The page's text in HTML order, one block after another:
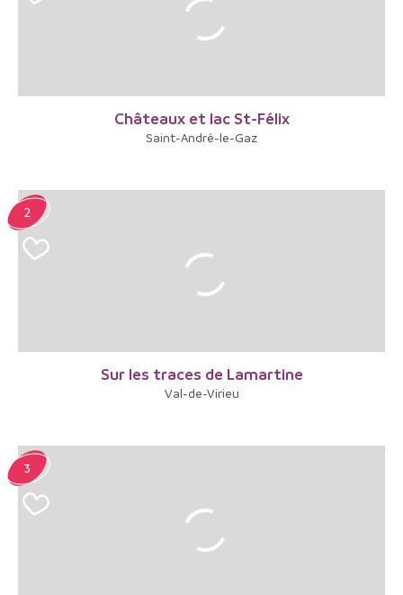
Châteaux et lac St-Félix
Saint-André-le-Gaz
Sur les traces de Lamartine
Val-de-Virieu
2
3